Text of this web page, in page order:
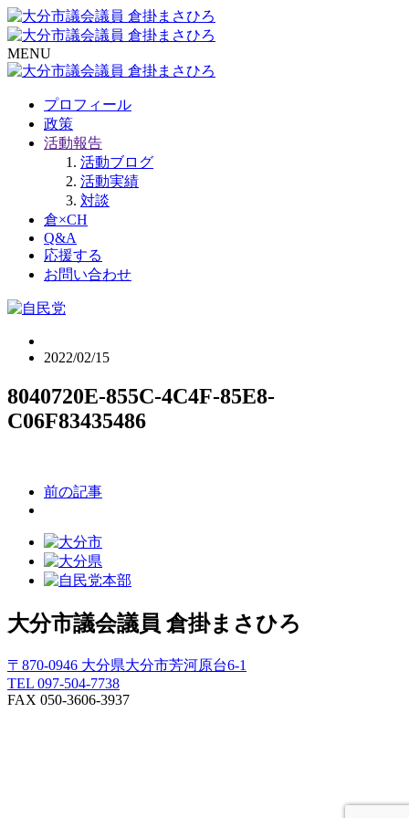
MENU
プロフィール
政策
活動報告
活動ブログ
活動実績
対談
倉×CH
Q&A
応援する
お問い合わせ
2022/02/15
8040720E-855C-4C4F-85E8-
C06F83435486
前の記事
大分市議会議員 倉掛まさひろ
〒870-0946 大分県大分市芳河原台6-1
TEL 097-504-7738
FAX 050-3606-3937